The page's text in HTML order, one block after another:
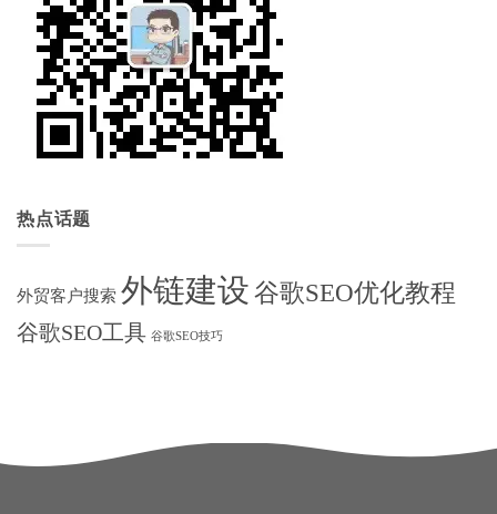
热点话题
外贸客户搜索 外链建设谷歌SEO优化教程
谷歌SEO工具 谷歌SEO技巧